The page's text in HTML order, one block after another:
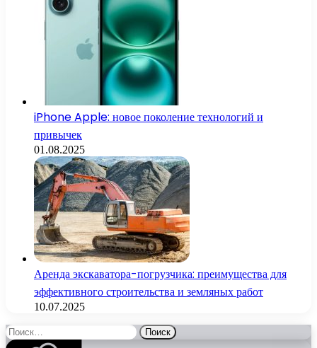
iPhone Apple: новое поколение технологий и
привычек
01.08.2025
Аренда экскаватора-погрузчика: преимущества для
эффективного строительства и земляных работ
10.07.2025
Найти: